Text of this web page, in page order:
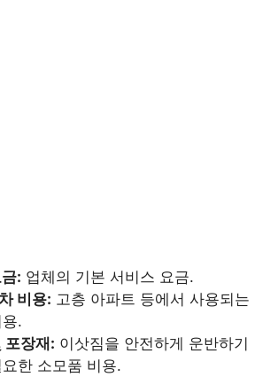
: 업체의 기본 서비스 요금.
비용: 고층 아파트 등에서 사용되는
.
포장재: 이삿짐을 안전하게 운반하기
한 소모품 비용.